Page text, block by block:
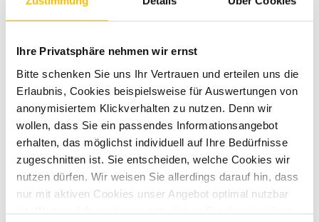
Ihre Privatsphäre nehmen wir ernst
Bitte schenken Sie uns Ihr Vertrauen und erteilen uns die
Erlaubnis, Cookies beispielsweise für Auswertungen von
anonymisiertem Klickverhalten zu nutzen. Denn wir
wollen, dass Sie ein passendes Informationsangebot
erhalten, das möglichst individuell auf Ihre Bedürfnisse
zugeschnitten ist. Sie entscheiden, welche Cookies wir
nutzen dürfen. Wir weisen Sie allerdings darauf hin, dass
nur mit aktiven Cookies unser Angebot optimal nutzbar
ist. Weitere Informationen entnehmen Sie den jeweiligen
Fahrzeugbreite 210 cm
Fahrzeughöhe 227 cm
Techn. zul. Gesamtgewicht 1.500 kg
Anzahl der Achsen 1